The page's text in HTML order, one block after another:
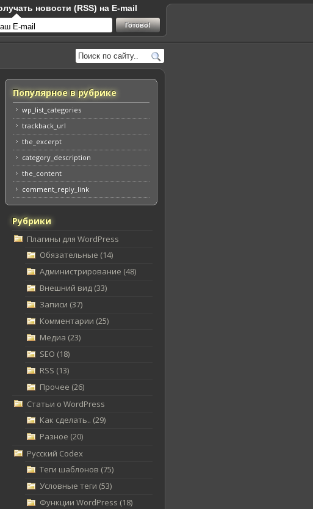
новости (RSS) на E-mail
Популярное в рубрике
wp_list_categories
trackback_url
the_excerpt
category_description
the_content
comment_reply_link
Рубрики
Плагины для WordPress
Обязательные (14)
Администрирование (48)
Внешний вид (33)
Записи (37)
Комментарии (25)
Медиа (23)
SEO (18)
RSS (13)
Прочее (26)
Статьи о WordPress
Как сделать.. (29)
Разное (20)
Русский Codex
Теги шаблонов (75)
Условные теги (53)
Функции WordPress (18)